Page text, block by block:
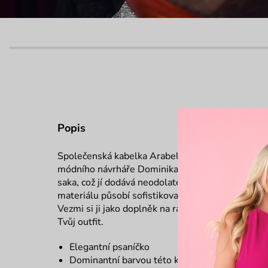
Popis
Společenská kabelka Arabella je dokonalým
módního návrháře Dominika Navrátila. Její
saka, což jí dodává neodolatelný vzhled.
materiálu působí sofistikovaně, zatímco lila
Vezmi si ji jako doplněk na rande nebo do
Tvůj outfit.
Elegantní psaníčko
Dominantní barvou této kolekce je lila, která je